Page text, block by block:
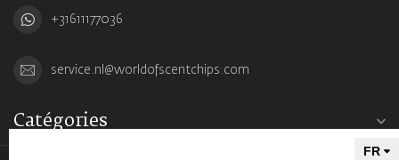
+31611177036
service.nl@worldofscentchips.com
Catégories